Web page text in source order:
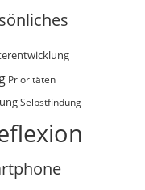
Prioritäten
Selbstfindung